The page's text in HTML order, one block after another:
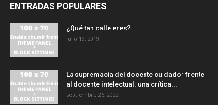
ENTRADAS POPULARES
¿Qué tan calle eres?
julio 19, 2019
La supremacía del docente cuidador frente
al docente intelectual: una crítica...
septiembre 26, 2022